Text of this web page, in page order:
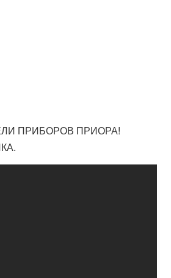
ПРИБОРОВ ПРИОРА!